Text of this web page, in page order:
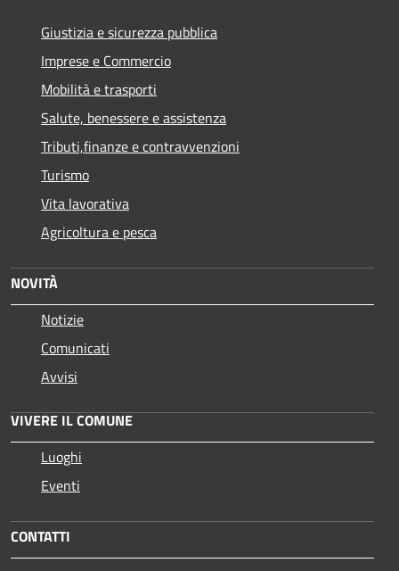
Giustizia e sicurezza pubblica
Imprese e Commercio
Mobilità e trasporti
Salute, benessere e assistenza
Tributi,finanze e contravvenzioni
Turismo
Vita lavorativa
Agricoltura e pesca
NOVITÀ
Notizie
Comunicati
Avvisi
VIVERE IL COMUNE
Luoghi
Eventi
CONTATTI